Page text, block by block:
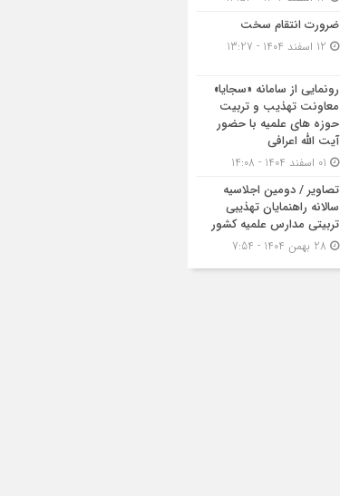
ضرورت انتقام سخت
رونمایی از سامانه «سجایا»
معاونت تهذیب و تربیت
حوزه‌ های علمیه با حضور
آیت الله اعرافی
تصاویر / دومین اجلاسیه
سالانه راهنمایان تهذیبی
تربیتی مدارس علمیه کشور